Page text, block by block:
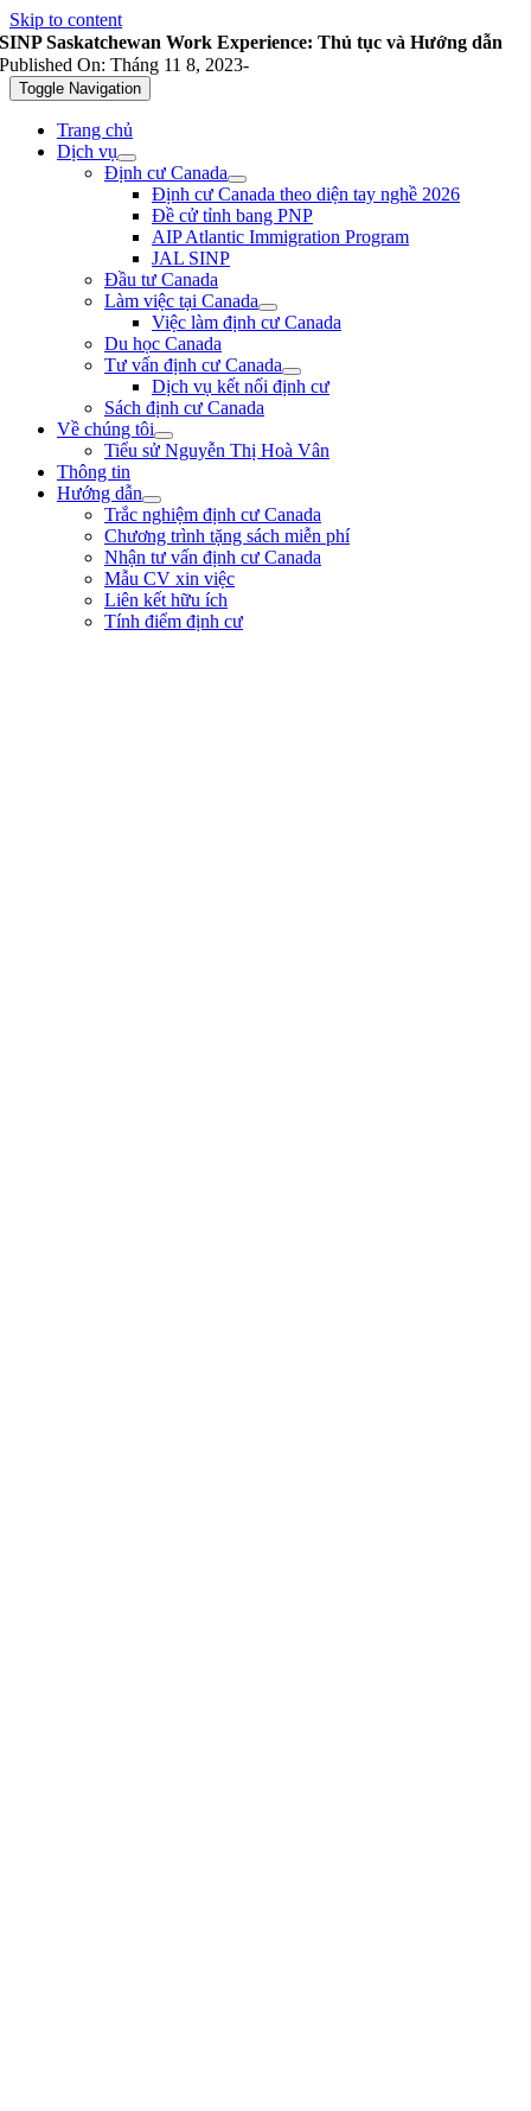
Skip to content
Toggle Navigation
Trang chủ
Dịch vụ
Định cư Canada
Định cư Canada theo diện tay nghề 2026
Đề cử tỉnh bang PNP
AIP Atlantic Immigration Program
JAL SINP
Đầu tư Canada
Làm việc tại Canada
Việc làm định cư Canada
Du học Canada
Tư vấn định cư Canada
Dịch vụ kết nối định cư
Sách định cư Canada
Về chúng tôi
Tiểu sử Nguyễn Thị Hoà Vân
Thông tin
Hướng dẫn
Trắc nghiệm định cư Canada
Chương trình tặng sách miễn phí
Nhận tư vấn định cư Canada
Mẫu CV xin việc
Liên kết hữu ích
Tính điểm định cư
SINP Saskatchewan Work Experience: Thủ tục và Hướng dẫn
Published On: Tháng 11 8, 2023-